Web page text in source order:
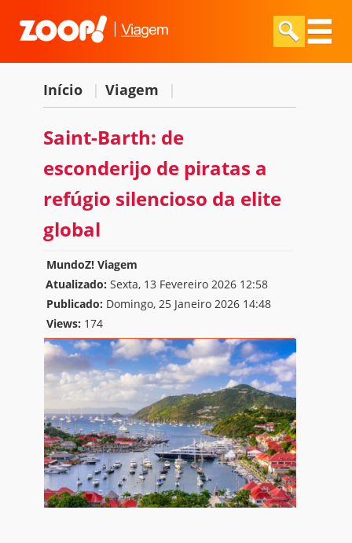
Início | Viagem |
Saint-Barth: de
esconderijo de piratas a
refúgio silencioso da elite
global
MundoZ! Viagem
Atualizado: Sexta, 13 Fevereiro 2026 12:58
Publicado: Domingo, 25 Janeiro 2026 14:48
Views: 174